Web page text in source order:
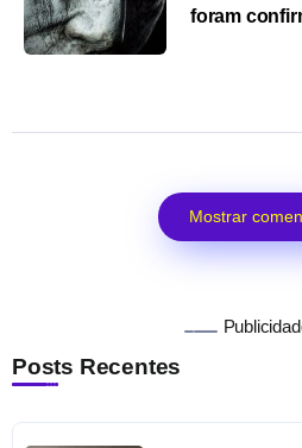
foram
Mostrar
Posts Recentes